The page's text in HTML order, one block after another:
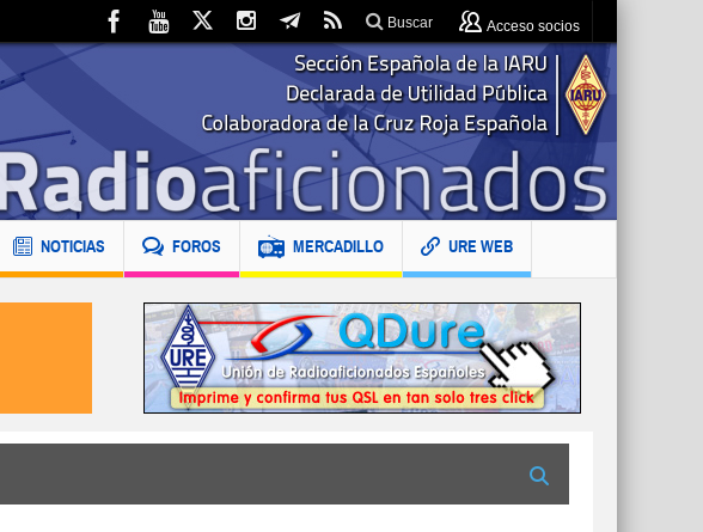
Buscar Acceso socios
NOTICIAS FOROS MERCADILLO URE WEB